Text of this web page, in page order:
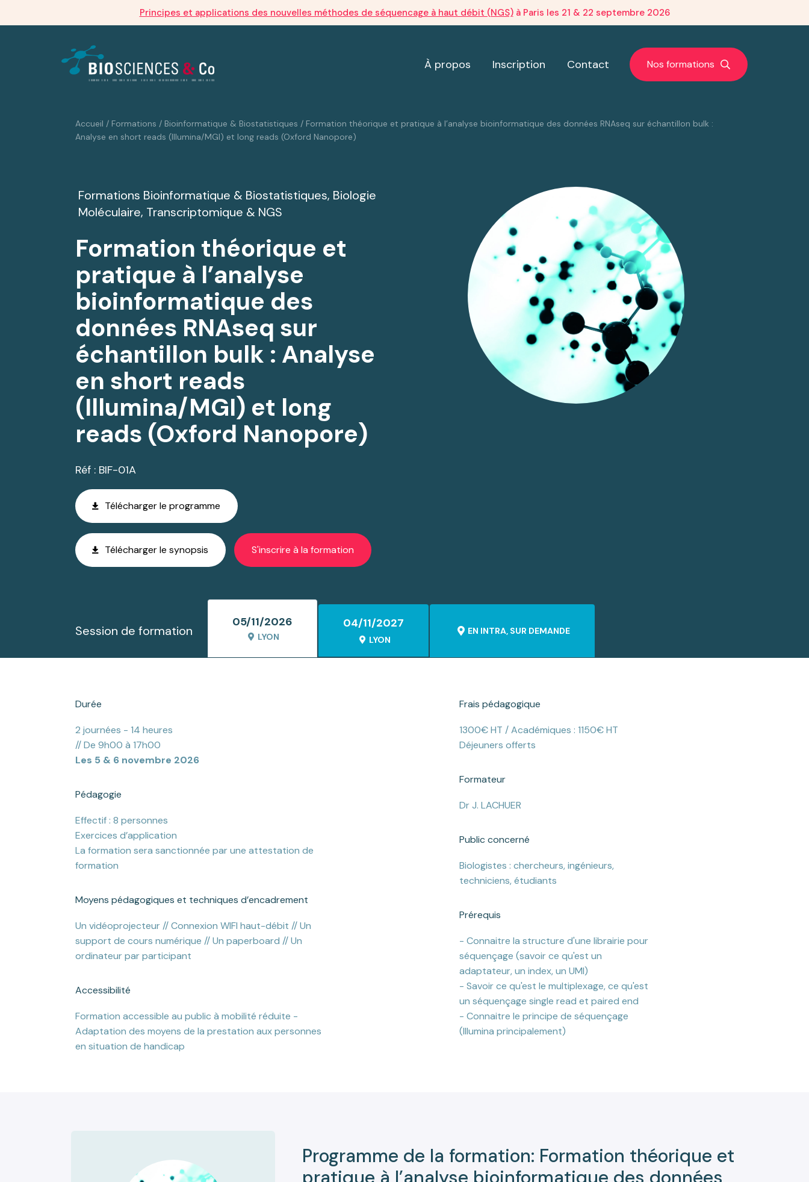
Principes et applications des nouvelles méthodes de séquencage à haut débit (NGS)à Paris les 21 & 22 septembre 2026
À propos Inscription Contact Nos formations
Accueil / Formations / Bioinformatique & Biostatistiques / Formation théorique et pratique à l’analyse bioinformatique des données RNAseq sur échantillon bulk :
Analyse en short reads (Illumina/MGI) et long reads (Oxford Nanopore)
Formations Bioinformatique & Biostatistiques, Biologie
Moléculaire, Transcriptomique & NGS
Formation théorique et
pratique à l’analyse
bioinformatique des
données RNAseq sur
échantillon bulk : Analyse
en short reads
(Illumina/MGI) et long
reads (Oxford Nanopore)
Réf : BIF-01A
Télécharger le programme
Télécharger le synopsis S'inscrire à la formation
Session de formation
05/11/2026
LYON
04/11/2027
LYON
EN INTRA, SUR DEMANDE
Durée
2 journées - 14 heures
// De 9h00 à 17h00
Les 5 & 6 novembre 2026
Pédagogie
Effectif : 8 personnes
Exercices d’application
La formation sera sanctionnée par une attestation de
formation
Moyens pédagogiques et techniques d’encadrement
Un vidéoprojecteur // Connexion WIFI haut-débit // Un
support de cours numérique // Un paperboard // Un
ordinateur par participant
Accessibilité
Formation accessible au public à mobilité réduite -
Adaptation des moyens de la prestation aux personnes
en situation de handicap
Frais pédagogique
1300€ HT / Académiques : 1150€ HT
Déjeuners offerts
Formateur
Dr J. LACHUER
Public concerné
Biologistes : chercheurs, ingénieurs,
techniciens, étudiants
Prérequis
- Connaitre la structure d'une librairie pour
séquençage (savoir ce qu'est un
adaptateur, un index, un UMI)
- Savoir ce qu'est le multiplexage, ce qu'est
un séquençage single read et paired end
- Connaitre le principe de séquençage
(Illumina principalement)
Programme de la formation: Formation théorique et